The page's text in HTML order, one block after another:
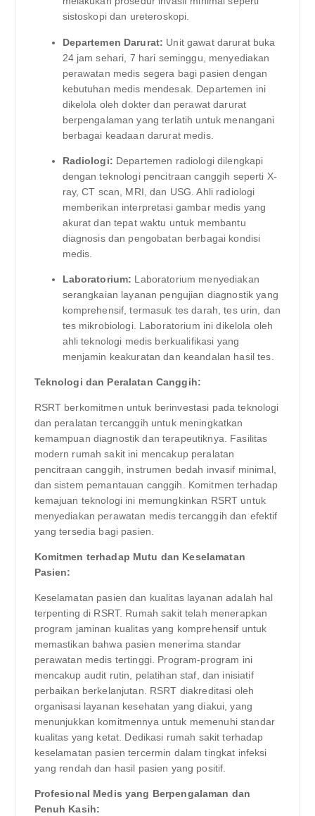
sistoskopi dan ureteroskopi.
Departemen Darurat: Unit gawat darurat buka
24 jam sehari, 7 hari seminggu, menyediakan
perawatan medis segera bagi pasien dengan
kebutuhan medis mendesak. Departemen ini
dikelola oleh dokter dan perawat darurat
berpengalaman yang terlatih untuk menangani
berbagai keadaan darurat medis.
Radiologi: Departemen radiologi dilengkapi
dengan teknologi pencitraan canggih seperti X-
ray, CT scan, MRI, dan USG. Ahli radiologi
memberikan interpretasi gambar medis yang
akurat dan tepat waktu untuk membantu
diagnosis dan pengobatan berbagai kondisi
medis.
Laboratorium: Laboratorium menyediakan
serangkaian layanan pengujian diagnostik yang
komprehensif, termasuk tes darah, tes urin, dan
tes mikrobiologi. Laboratorium ini dikelola oleh
ahli teknologi medis berkualifikasi yang
menjamin keakuratan dan keandalan hasil tes.
Teknologi dan Peralatan Canggih:
RSRT berkomitmen untuk berinvestasi pada teknologi
dan peralatan tercanggih untuk meningkatkan
kemampuan diagnostik dan terapeutiknya. Fasilitas
modern rumah sakit ini mencakup peralatan
pencitraan canggih, instrumen bedah invasif minimal,
dan sistem pemantauan canggih. Komitmen terhadap
kemajuan teknologi ini memungkinkan RSRT untuk
menyediakan perawatan medis tercanggih dan efektif
yang tersedia bagi pasien.
Komitmen terhadap Mutu dan Keselamatan
Pasien:
Keselamatan pasien dan kualitas layanan adalah hal
terpenting di RSRT. Rumah sakit telah menerapkan
program jaminan kualitas yang komprehensif untuk
memastikan bahwa pasien menerima standar
perawatan medis tertinggi. Program-program ini
mencakup audit rutin, pelatihan staf, dan inisiatif
perbaikan berkelanjutan. RSRT diakreditasi oleh
organisasi layanan kesehatan yang diakui, yang
menunjukkan komitmennya untuk memenuhi standar
kualitas yang ketat. Dedikasi rumah sakit terhadap
keselamatan pasien tercermin dalam tingkat infeksi
yang rendah dan hasil pasien yang positif.
Profesional Medis yang Berpengalaman dan
Penuh Kasih: